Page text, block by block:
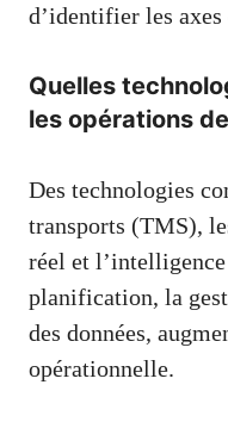
d’identifier les
Quelles
les opérations
Des technologies
transports (TMS),
réel et
planification, la
des données,
opérationnelle.